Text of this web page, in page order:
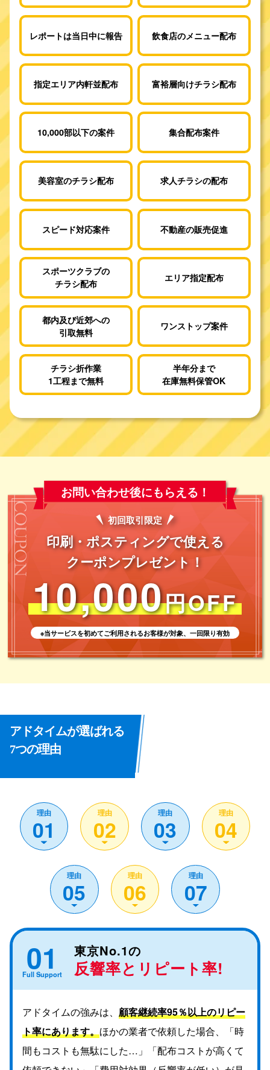
レポートは当日中に報告 飲食店のメニュー配布
指定エリア内軒並配布 富裕層向けチラシ配布
10,000部以下の案件 集合配布案件
美容室のチラシ配布 求人チラシの配布
スピード対応案件 不動産の販売促進
スポーツクラブの
チラシ配布
エリア指定配布
都内及び近郊への
引取無料
ワンストップ案件
チラシ折作業
1工程まで無料
半年分まで
在庫無料保管OK
お問い合わせ後にもらえる！
初回取引限定
印刷・ポスティングで使える
クーポンプレゼント！
10,000円OFF
※当サービスを初めてご利用されるお客様が対象、一回限り有効
アドタイムが選ばれる
7つの理由
01 02 03 04
05 06 07
01
Full Support
東京No.1の
反響率とリピート率!
アドタイムの強みは、 顧客継続率95％以上のリピー
ト率にあります。ほかの業者で依頼した場合、「時
間もコストも無駄にした…」「配布コストが高くて